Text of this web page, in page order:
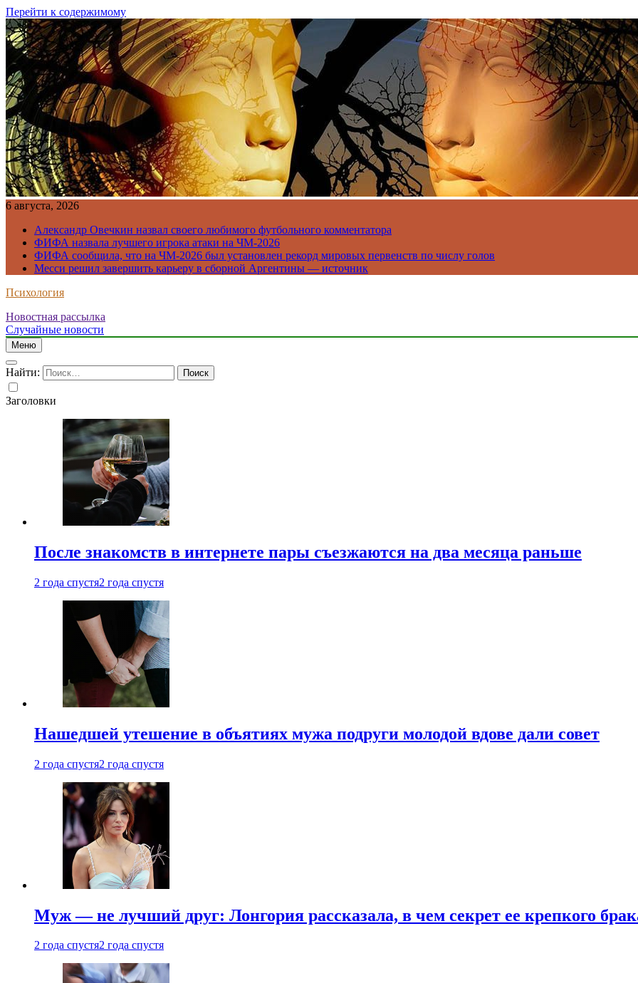
Перейти к содержимому
6 августа, 2026
Александр Овечкин назвал своего любимого футбольного комментатора
ФИФА назвала лучшего игрока атаки на ЧМ-2026
ФИФА сообщила, что на ЧМ-2026 был установлен рекорд мировых первенств по числу голов
Месси решил завершить карьеру в сборной Аргентины — источник
Психология
Новостная рассылка
Случайные новости
Меню
Найти:
Заголовки
После знакомств в интернете пары съезжаются на два месяца раньше
2 года спустя2 года спустя
Нашедшей утешение в объятиях мужа подруги молодой вдове дали совет
2 года спустя2 года спустя
Муж — не лучший друг: Лонгория рассказала, в чем секрет ее крепкого
2 года спустя2 года спустя